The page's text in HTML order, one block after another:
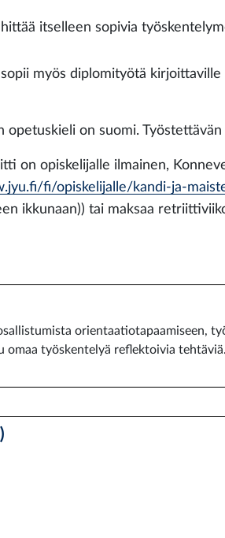
itselleen sopivia
myös diplomityötä kirjoittaville
opetuskieli on suomi.
on opiskelijalle ilmainen,
fi/opiskelijalle/kandi-ja-
ikkunaan)) tai maksaa
orientaatiotapaamiseen,
omaa työskentelyä reflektoivia tehtäviä.